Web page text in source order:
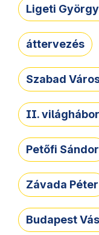
Ligeti
áttervezés
Szabad
II.
Petőfi Sándor
Závada Péter
Budapest